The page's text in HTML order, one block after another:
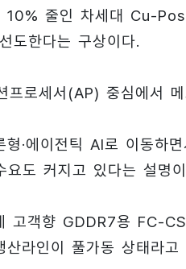
10% 줄인 차세대 Cu-
도한다는 구상이다.
프로세서(AP) 중심에서
·에이전틱 AI로 이동하
도 커지고 있다는 설명
고객향 GDDR7용 FC-
라인이 풀가동 상태라고